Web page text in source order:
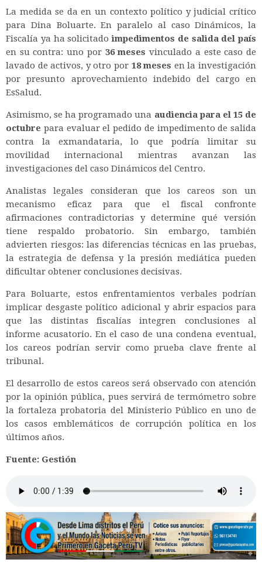
La medida se da en un contexto político y judicial crítico
para Dina Boluarte. En paralelo al caso Dinámicos, la
Fiscalía ya ha solicitadoimpedimentos de salida del país
en su contra: uno por 36 meses vinculado a este caso de
lavado de activos, y otro por 18 meses en la investigación
por presunto aprovechamiento indebido del cargo en
EsSalud.
Asimismo, se ha programado una audiencia para el 15 de
octubre para evaluar el pedido de impedimento de salida
contra la exmandataria, lo que podría limitar su
movilidad internacional mientras avanzan las
investigaciones del caso Dinámicos del Centro.
Analistas legales consideran que los careos son un
mecanismo eficaz para que el fiscal confronte
afirmaciones contradictorias y determine qué versión
tiene respaldo probatorio. Sin embargo, también
advierten riesgos: las diferencias técnicas en las pruebas,
la estrategia de defensa y la presión mediática pueden
dificultar obtener conclusiones decisivas.
Para Boluarte, estos enfrentamientos verbales podrían
implicar desgaste político adicional y abrir espacios para
que las distintas fiscalías integren conclusiones al
informe acusatorio. En el caso de una condena eventual,
los careos podrían servir como prueba clave frente al
tribunal.
El desarrollo de estos careos será observado con atención
por la opinión pública, pues servirá de termómetro sobre
la fortaleza probatoria del Ministerio Público en uno de
los casos emblemáticos de corrupción política en los
últimos años.
Fuente: Gestión